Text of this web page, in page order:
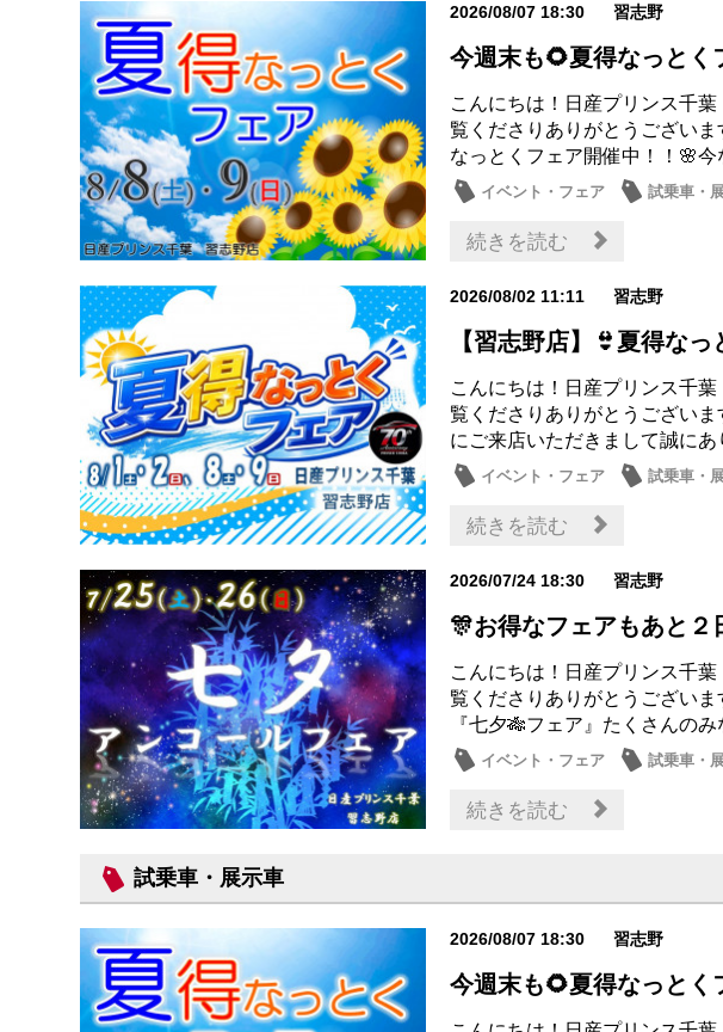
2026/08/07 18:30 習志野
今週末も🌻夏得なっとく
こんにちは！日産プリンス千
覧くださりありがとうござい
なっとくフェア開催中！！🌸
イベント・フェア 試乗車・
メンテナンス商品
続きを読む
2026/08/02 11:11 習志野
【習志野店】👙夏得な
こんにちは！日産プリンス千
覧くださりありがとうござい
にご来店いただきまして誠にあ
イベント・フェア 試乗車・
メンテナンス商品
続きを読む
2026/07/24 18:30 習志野
🎊お得なフェアもあと２
こんにちは！日産プリンス千
覧くださりありがとうござい
『七夕🎋フェア』たくさんの
イベント・フェア 試乗車・
メンテナンス商品
続きを読む
試乗車・展示車
2026/08/07 18:30 習志野
今週末も🌻夏得なっとく